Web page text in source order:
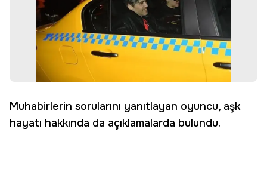
Muhabirlerin sorularını yanıtlayan oyuncu, aşk
hayatı hakkında da açıklamalarda bulundu.